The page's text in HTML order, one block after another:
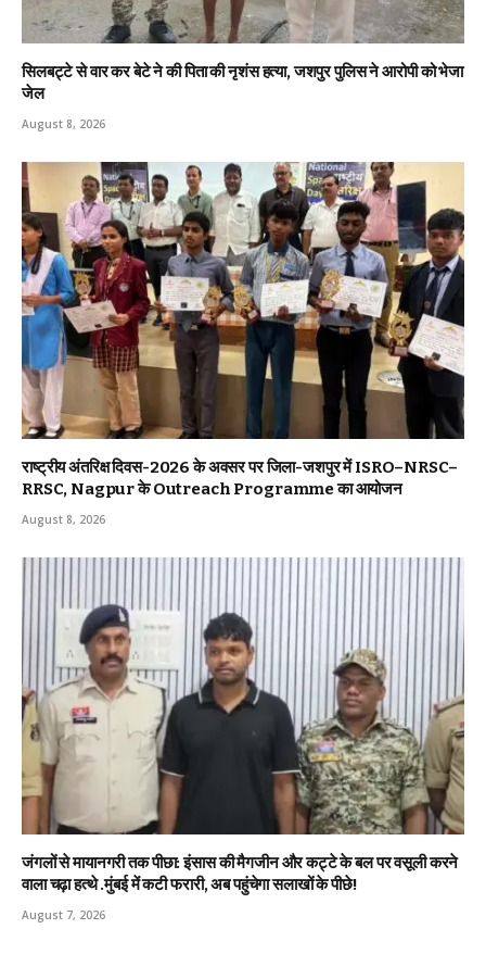
सिलबट्टे से वार कर बेटे ने की पिता की नृशंस हत्या, जशपुर पुलिस ने आरोपी को भेजा
जेल
August 8, 2026
राष्ट्रीय अंतरिक्ष दिवस-2026 के अवसर पर जिला-जशपुर में ISRO–NRSC–
RRSC, Nagpur के Outreach Programme का आयोजन
August 8, 2026
जंगलों से मायानगरी तक पीछा: इंसास की मैगजीन और कट्टे के बल पर वसूली करने
वाला चढ़ा हत्थे .मुंबई में कटी फरारी, अब पहुंचेगा सलाखों के पीछे!
August 7, 2026